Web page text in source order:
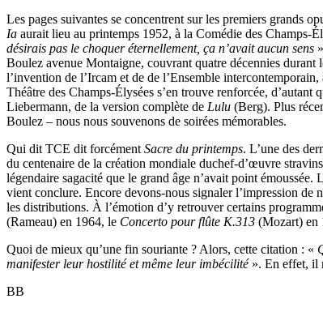
Les pages suivantes se concentrent sur les premiers grands
Ia aurait lieu au printemps 1952, à la Comédie des Champs-
désirais pas le choquer éternellement, ça n’avait aucun sens
Boulez avenue Montaigne, couvrant quatre décennies
l’invention de l’Ircam et de de l’Ensemble
Théâtre des Champs-Élysées s’en trouve renforcée,
Liebermann, de la version complète de Lulu (Berg). Plus
Boulez – nous nous souvenons de soirées mémorables.
Qui dit TCE dit forcément Sacre du printemps. L’une des
du centenaire de la création mondiale duchef-d’œuvre
légendaire sagacité que le grand âge n’avait point
vient conclure. Encore devons-nous signaler l’impression de
les distributions. À l’émotion d’y retrouver certains
(Rameau) en 1964, le Concerto pour flûte K.313 (Mozart) en
Quoi de mieux qu’une fin souriante ? Alors, cette citation : «
manifester leur hostilité et même leur imbécilité». En effet, il
BB